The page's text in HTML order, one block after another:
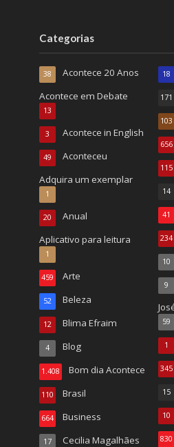
Categorias
Acontece 20 Anos
38
Acontece em Debate
13
Acontece in English
3
Aconteceu
49
Adquira um exemplar
1
Anual
20
Aplicativo para leitura
1
Arte
459
Beleza
52
Blima Efraim
12
Blog
4
Bom dia Acontece
1.408
Brasil
110
Business
664
Cecilia Magalhães
17
18
171
103
656
115
14
41
234
10
9
59
1
345
15
10
830